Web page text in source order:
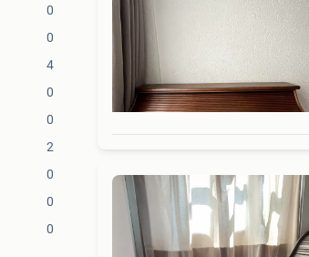
0
0
4
0
0
2
0
0
0